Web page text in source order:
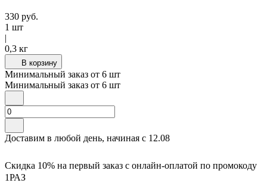
330 руб.
1 шт
|
0,3 кг
В корзину
Минимальный заказ от 6 шт
Минимальный заказ от 6 шт
Доставим в любой день, начиная с 12.08
Скидка 10% на первый заказ с онлайн-оплатой по промокоду
1РАЗ